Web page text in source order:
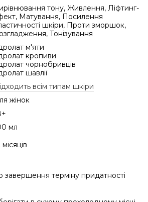
тону, Живлення, Ліфтинг-
Матування, Посилення
шкіри, Проти зморшок,
Тонізування
м'яти
кропиви
чорнобривців
шавлії
всім типам шкіри
жінок
мл
місяців
завершення терміну придатності